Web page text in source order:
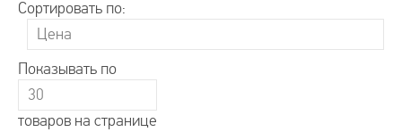
Сортировать по:
Показывать по
товаров на странице